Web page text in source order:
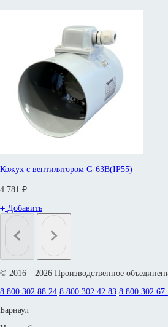
Кожух с вентилятором G-63B(IP55)
4 781 ₽
Добавить
© 2016—2026 Производственное
8 800 302 88 24 8 800 302 42 83 8 800 302 67
Барнаул